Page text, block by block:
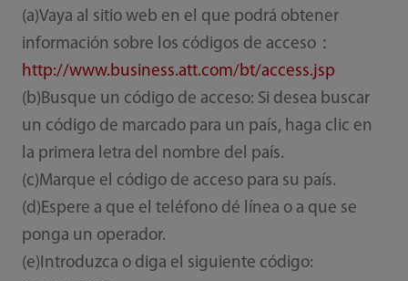
(a)Vaya al sitio web en el que podrá obtener
información sobre los códigos de acceso：
http://www.business.att.com/bt/access.jsp
(b)Busque un código de acceso: Si desea buscar
un código de marcado para un país, haga clic en
la primera letra del nombre del país.
(c)Marque el código de acceso para su país.
(d)Espere a que el teléfono dé línea o a que se
ponga un operador.
(e)Introduzca o diga el siguiente código: